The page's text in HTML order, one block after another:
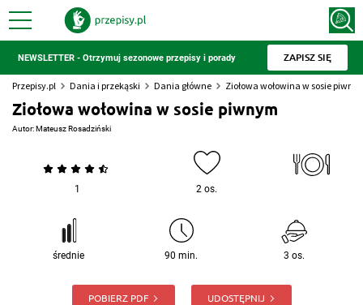
NEWSLETTER - Otrzymuj sezonowe przepisy i porady ZAPISZ SIĘ
Przepisy.pl Dania i przekąski Dania główne Ziołowa wołowina w sosie
Ziołowa wołowina w sosie piwnym
Autor:Mateusz Rosadziński
1 2 os.
średnie 90 min. 3 os.
POBIERZ PDF UDOSTĘPNIJ